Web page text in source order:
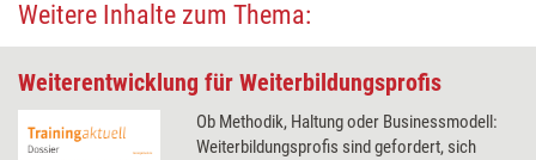
Weitere Inhalte zum Thema:
Weiterentwicklung für Weiterbildungsprofis
Ob Methodik, Haltung oder Businessmodell:
Weiterbildungsprofis sind gefordert, sich